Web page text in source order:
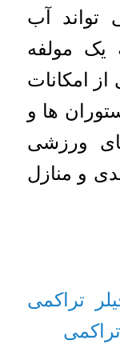
تواند آب
یک مولفه
امکانات
ها و
ورزشی
و منازل
تراکمی